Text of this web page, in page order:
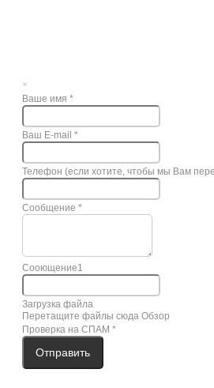
×
Ваше имя *
Ваш E-mail *
Телефон (если хотите, чтобы мы Вам
Сообщение *
Сооющение1
Загрузка файла
Перетащите файлы сюда Обзор
Проверка на СПАМ *
Отправить